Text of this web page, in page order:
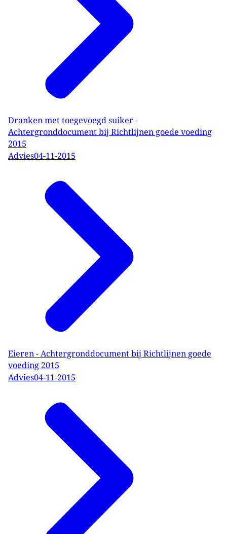
Dranken met toegevoegd suiker -
Achtergronddocument bij Richtlijnen goede voeding
2015
Advies04-11-2015
Eieren - Achtergronddocument bij Richtlijnen goede
voeding 2015
Advies04-11-2015